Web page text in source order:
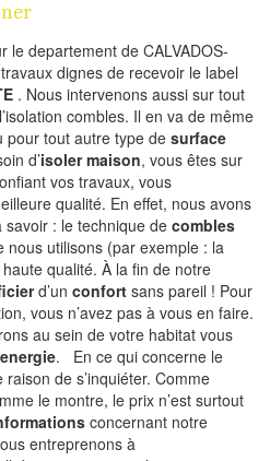
le departement de CALVADOS-
dignes de recevoir le label
. Nous intervenons aussi sur tout
combles. Il en va de même
pour tout autre type de surface
d’isoler maison, vous êtes sur
vos travaux, vous
qualité. En effet, nous avons
savoir : le technique de combles
nous utilisons (par exemple : la
qualité. À la fin de notre
d’un confort sans pareil ! Pour
vous n’avez pas à vous en faire.
au sein de votre habitat vous
. En ce qui concerne le
raison de s’inquiéter. Comme
le montre, le prix n’est surtout
concernant notre
entreprenons à